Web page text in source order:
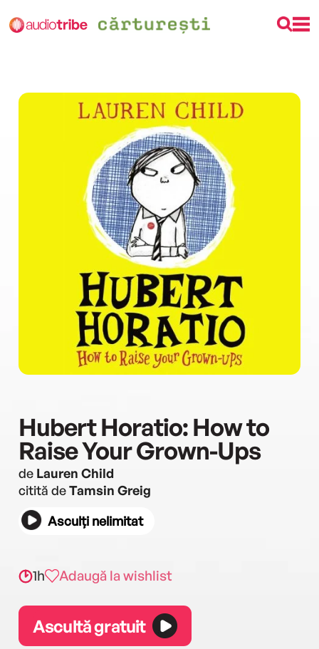
Hubert Horatio: How to
Raise Your Grown-Ups
de Lauren Child
citită deTamsin Greig
Asculți nelimitat
1h Adaugă la wishlist
Ascultă gratuit